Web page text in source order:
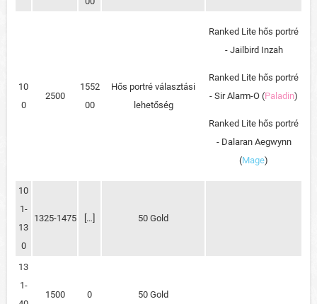
10
0
2500
1552
00
Hős portré választási
lehetőség
Ranked Lite hős portré
- Jailbird Inzah
Ranked Lite hős portré
- Sir Alarm-O (Paladin)
Ranked Lite hős portré
- Dalaran Aegwynn
(Mage)
10
1-
13
0
1325-1475 […] 50 Gold
13
1-
1500 0 50 Gold